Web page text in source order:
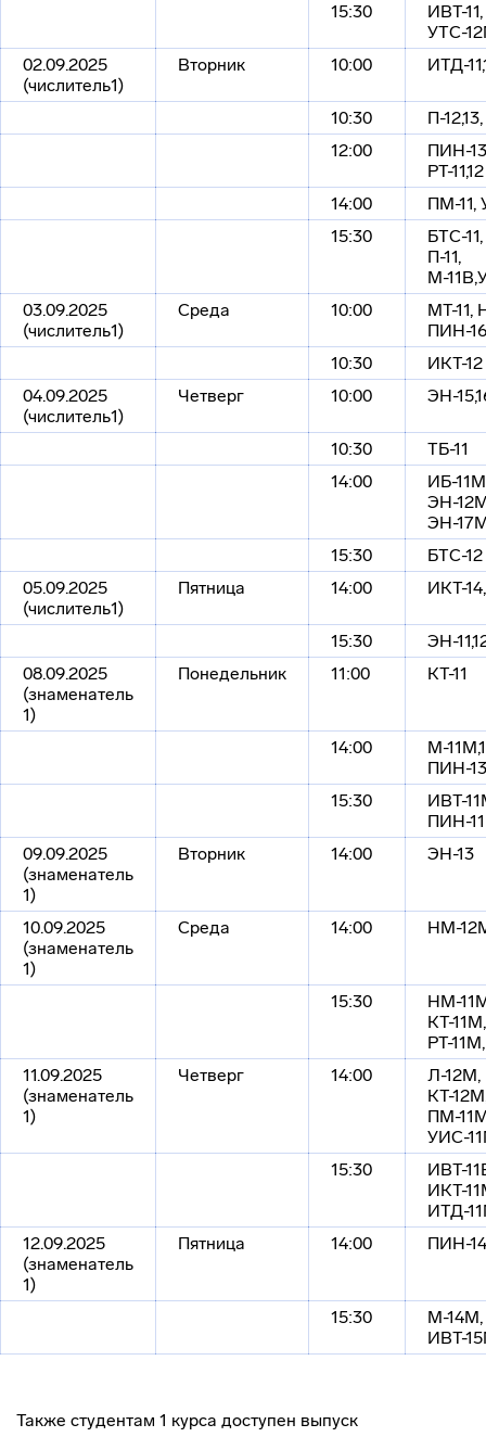
15:30
ИВТ-
УТС-
02.09.2025
(числитель1)
Вторник 10:00 ИТД-
10:30
П-
12:00
ПИН-
РТ-11,12
14:00
ПМ-11,
15:30
БТС-11,
П-11,
М-
03.09.2025
(числитель1)
Среда 10:00
МТ-11,
ПИН-16
10:30
ИКТ-12
04.09.2025
(числитель1)
Четверг 10:00 ЭН-
10:30
ТБ-11
14:00
ИБ-
ЭН-
ЭН-
15:30
БТС-12
05.09.2025
(числитель1)
Пятница 14:00 ИКТ-
15:30
ЭН-
08.09.2025
(знаменатель
1)
Понедельник 11:00 КТ-11
14:00
М-
ПИН-
15:30
ИВТ-
ПИН-
09.09.2025
(знаменатель
1)
Вторник 14:00 ЭН-13
10.09.2025
(знаменатель
1)
Среда 14:00 НМ-
15:30
НМ-
КТ-
РТ-
11.09.2025
(знаменатель
1)
Четверг 14:00
Л-12М,
КТ-
ПМ-
УИС-
15:30
ИВТ-
ИКТ-
ИТД-
12.09.2025
(знаменатель
1)
Пятница 14:00 ПИН-14
15:30
М-14М,
ИВТ-
Также студентам 1 курса доступен выпуск